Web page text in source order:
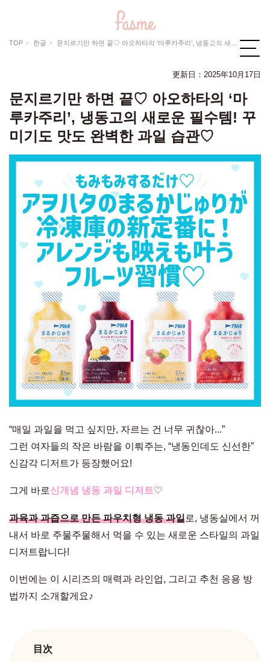
TOP 한글 문지르기만 하면 끝♡ 아오하타의 ‘마루카주리’, 냉동고의 새로운 필수템! 꾸미기도 맛도 완벽한 과일 습관♡
更新日： 2025年10月17日
문지르기만 하면 끝♡ 아오하타의 ‘마
루카주리’, 냉동고의 새로운 필수템! 꾸
미기도 맛도 완벽한 과일 습관♡
“매일 과일을 먹고 싶지만, 자르는 건 너무 귀찮아...”
그런 여자들의 작은 바람을 이뤄주는, “냉동인데도 신선한”
신감각 디저트가 등장했어요!
그게 바로신개념 냉동 과일 디저트♡
과육과 과즙으로 만든 파우치형 냉동 과일로, 냉동실에서 꺼
내서 바로 주물주물해서 먹을 수 있는 새로운 스타일의 과일
디저트랍니다!
이번에는 이 시리즈의 매력과 라인업, 그리고 추천 응용 방
법까지 소개할게요♪
目次